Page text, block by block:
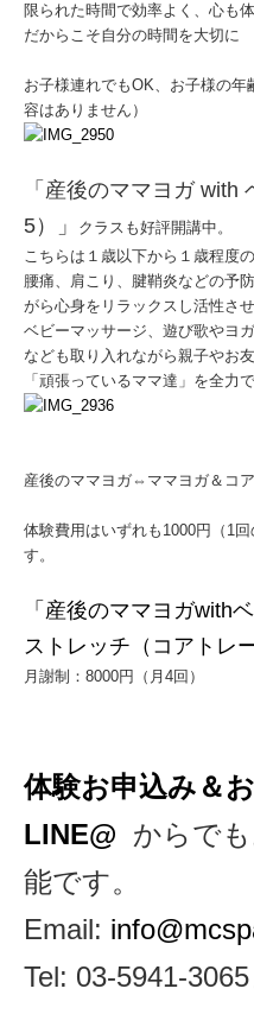
限られた時間で効率よく、心も
だからこそ自分の時間を大切に
お子様連れでもOK、お子様の
容はありません）
「産後のママヨガ with
5）」
クラスも好評開講中。
こちらは１歳以下から１歳程度
腰痛、肩こり、腱鞘炎などの予
がら心身をリラックスし活性させ
ベビーマッサージ、遊び歌やヨ
なども取り入れながら親子やお
「頑張っているママ達」を全力
産後のママヨガ⇔ママヨガ＆コ
体験費用はいずれも1000円（1
す。
「産後のママヨガwith
ストレッチ（コアトレ
月謝制：8000円（月4回）
体験お申込み＆
LINE@ からで
能です。
Email:
Tel: 03-5941-